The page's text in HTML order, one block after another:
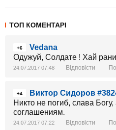
ТОП КОМЕНТАРІ
+6
Vedana
Одужуй, Солдате ! Хай
24.07.2017 07:48 Відповісти
+4
Виктор Сидоров
Никто не погиб, слава
соглашениям.
24.07.2017 07:22 Відповісти